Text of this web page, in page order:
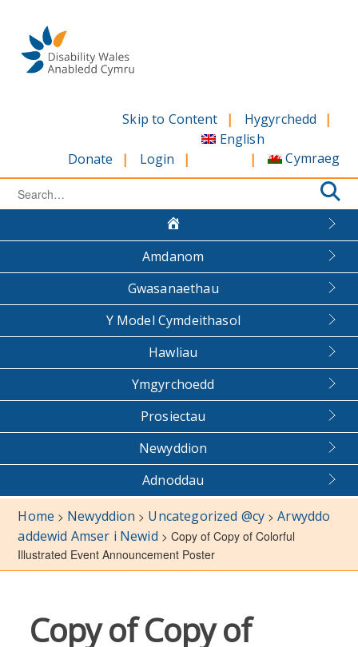
content
Skip to Content Hygyrchedd
Donate Login
English
Cymraeg
Search
Amdanom
Gwasanaethau
Y Model Cymdeithasol
Hawliau
Ymgyrchoedd
Prosiectau
Newyddion
Adnoddau
Home > Newyddion > Uncategorized @cy >Arwyddo
addewid Amser i Newid > Copy of Copy of Colorful
Illustrated Event Announcement Poster
Copy of Copy of